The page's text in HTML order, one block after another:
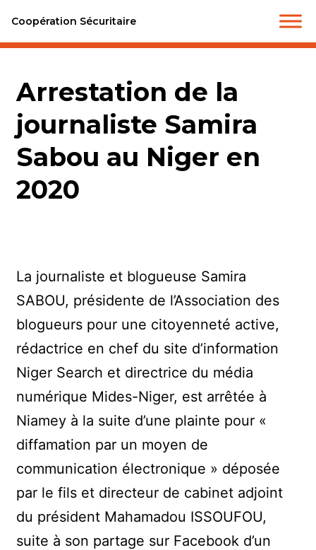
Coopération Sécuritaire
Arrestation de la
journaliste Samira
Sabou au Niger en
2020
La journaliste et blogueuse Samira
SABOU, présidente de l’Association des
blogueurs pour une citoyenneté active,
rédactrice en chef du site d’information
Niger Search et directrice du média
numérique Mides-Niger, est arrêtée à
Niamey à la suite d’une plainte pour «
diffamation par un moyen de
communication électronique » déposée
par le fils et directeur de cabinet adjoint
du président Mahamadou ISSOUFOU,
suite à son partage sur Facebook d’un